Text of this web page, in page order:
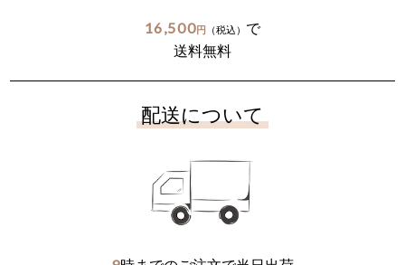
16,500円 （税込） で
送料無料
配送について